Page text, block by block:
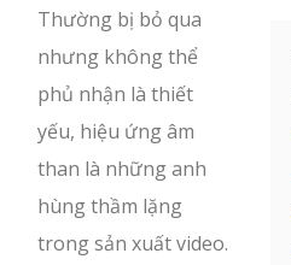
Thường bị bỏ qua
nhưng không thể
phủ nhận là thiết
yếu, hiệu ứng âm
than là những anh
hùng thầm lặng
trong sản xuất video.